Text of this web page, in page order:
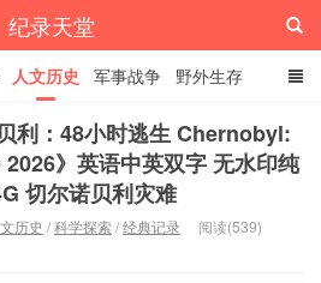
纪录天堂
人文历史 军事战争 野外生存
源
利：48小时逃生 Chernobyl:
》英语中英双字 无水印纯
切尔诺贝利灾难
历史 /科学探索/经典记录
阅读(539)